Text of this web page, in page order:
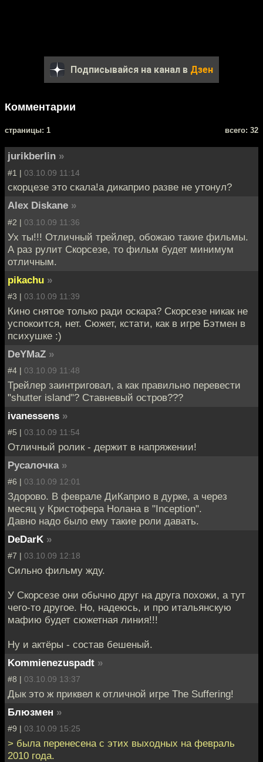
Подписывайся на канал в Дзен
Комментарии
cтраницы: 1 всего: 32
jurikberlin »
#1 | 03.10.09 11:14
скорцезе это скала!а дикаприо разве не утонул?
Alex Diskane »
#2 | 03.10.09 11:36
Ух ты!!! Отличный трейлер, обожаю такие фильмы.
А раз рулит Скорсезе, то фильм будет минимум
отличным.
pikachu »
#3 | 03.10.09 11:39
Кино снятое только ради оскара? Скорсезе никак не
успокоится, нет. Сюжет, кстати, как в игре Бэтмен в
психушке :)
DeYMaZ »
#4 | 03.10.09 11:48
Трейлер заинтриговал, а как правильно перевести
"shutter island"? Ставневый остров???
ivanessens »
#5 | 03.10.09 11:54
Отличный ролик - держит в напряжении!
Русалочка »
#6 | 03.10.09 12:01
Здорово. В феврале ДиКаприо в дурке, а через
месяц у Кристофера Нолана в "Inception".
Давно надо было ему такие роли давать.
DeDarK »
#7 | 03.10.09 12:18
Сильно фильму жду.
У Скорсезе они обычно друг на друга похожи, а тут
чего-то другое. Но, надеюсь, и про итальянскую
мафию будет сюжетная линия!!!
Ну и актёры - состав бешеный.
Kommienezuspadt »
#8 | 03.10.09 13:37
Дык это ж приквел к отличной игре The Suffering!
Блюзмен »
#9 | 03.10.09 15:25
> была перенесена с этих выходных на февраль
2010 года.